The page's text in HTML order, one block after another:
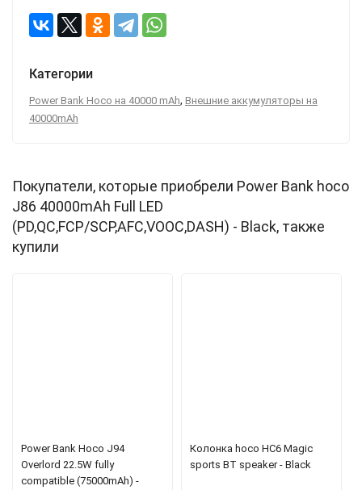
Категории
Power Bank Hoco на 40000 mAh, Внешние аккумуляторы на
40000mAh
Покупатели, которые приобрели Power Bank hoco
J86 40000mAh Full LED
(PD,QC,FCP/SCP,AFC,VOOC,DASH) - Black, также
купили
Power Bank Hoco J94
Overlord 22.5W fully
compatible (75000mAh) -
Колонка hoco HC6 Magic
sports BT speaker - Black